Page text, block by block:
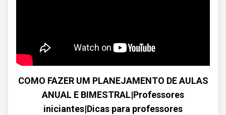
COMO FAZER UM PLANEJAMENTO DE AULAS
ANUAL E BIMESTRAL|Professores
iniciantes|Dicas para professores